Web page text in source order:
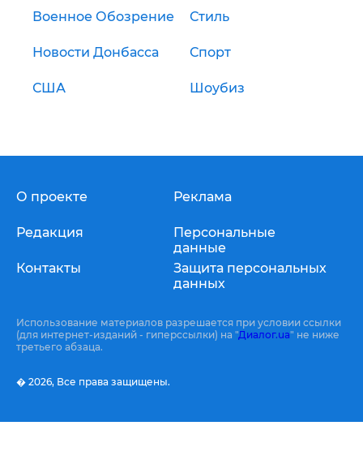
Военное Обозрение Стиль
Новости Донбасса Спорт
США Шоубиз
О проекте
Редакция
Контакты
Реклама
Персональные
данные
Защита персональных
данных
Использование материалов разрешается при условии ссылки
(для интернет-изданий - гиперссылки) на "Диалог.ua" не ниже
третьего абзаца.
� 2026, Все права защищены.